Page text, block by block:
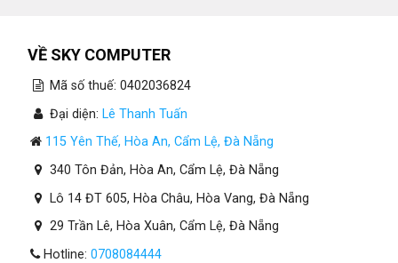
VỀ SKY COMPUTER
Mã số thuế: 0402036824
Đại diện: Lê Thanh Tuấn
115 Yên Thế, Hòa An, Cẩm Lệ, Đà Nẵng
340 Tôn Đản, Hòa An, Cẩm Lệ, Đà Nẵng
Lô 14 ĐT 605, Hòa Châu, Hòa Vang, Đà Nẵng
29 Trần Lê, Hòa Xuân, Cẩm Lệ, Đà Nẵng
Hotline: 0708084444